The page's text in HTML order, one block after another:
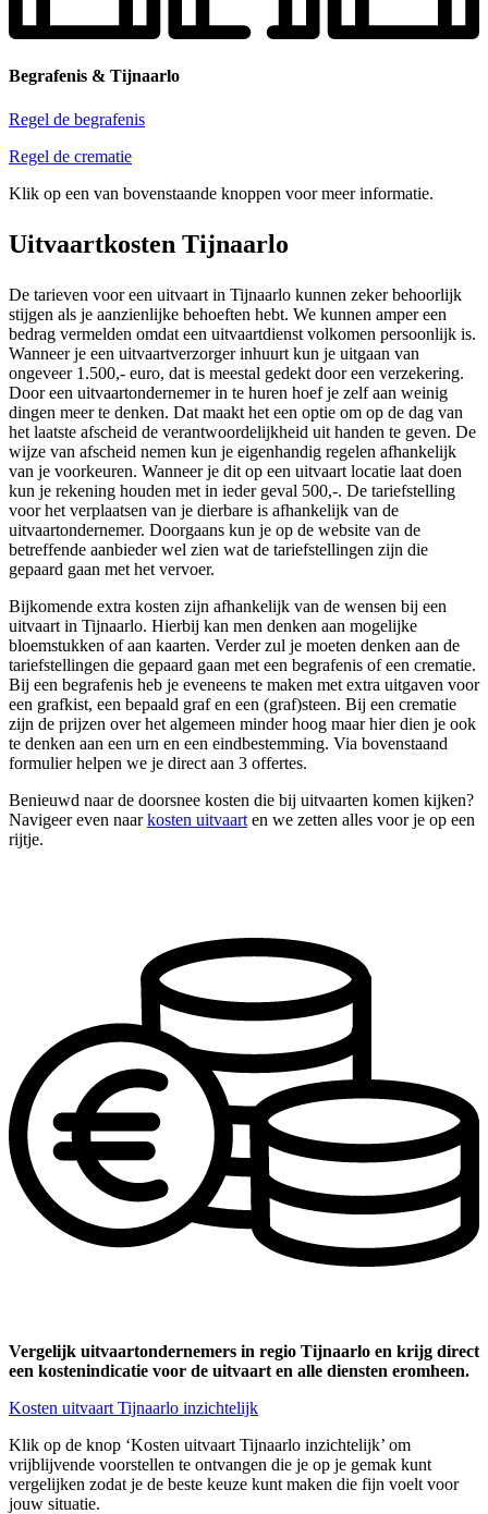
Begrafenis & Tijnaarlo
Regel de begrafenis
Regel de crematie
Klik op een van bovenstaande knoppen voor meer informatie.
Uitvaartkosten Tijnaarlo
De tarieven voor een uitvaart in Tijnaarlo kunnen zeker behoorlijk
stijgen als je aanzienlijke behoeften hebt. We kunnen amper een
bedrag vermelden omdat een uitvaartdienst volkomen persoonlijk is.
Wanneer je een uitvaartverzorger inhuurt kun je uitgaan van
ongeveer 1.500,- euro, dat is meestal gedekt door een verzekering.
Door een uitvaartondernemer in te huren hoef je zelf aan weinig
dingen meer te denken. Dat maakt het een optie om op de dag van
het laatste afscheid de verantwoordelijkheid uit handen te geven. De
wijze van afscheid nemen kun je eigenhandig regelen afhankelijk
van je voorkeuren. Wanneer je dit op een uitvaart locatie laat doen
kun je rekening houden met in ieder geval 500,-. De tariefstelling
voor het verplaatsen van je dierbare is afhankelijk van de
uitvaartondernemer. Doorgaans kun je op de website van de
betreffende aanbieder wel zien wat de tariefstellingen zijn die
gepaard gaan met het vervoer.
Bijkomende extra kosten zijn afhankelijk van de wensen bij een
uitvaart in Tijnaarlo. Hierbij kan men denken aan mogelijke
bloemstukken of aan kaarten. Verder zul je moeten denken aan de
tariefstellingen die gepaard gaan met een begrafenis of een crematie.
Bij een begrafenis heb je eveneens te maken met extra uitgaven voor
een grafkist, een bepaald graf en een (graf)steen. Bij een crematie
zijn de prijzen over het algemeen minder hoog maar hier dien je ook
te denken aan een urn en een eindbestemming. Via bovenstaand
formulier helpen we je direct aan 3 offertes.
Benieuwd naar de doorsnee kosten die bij uitvaarten komen kijken?
Navigeer even naarkosten uitvaart en we zetten alles voor je op een
rijtje.
Vergelijk uitvaartondernemers in regio Tijnaarlo en krijg direct
een kostenindicatie voor de uitvaart en alle diensten eromheen.
Kosten uitvaart Tijnaarlo inzichtelijk
Klik op de knop ‘Kosten uitvaart Tijnaarlo inzichtelijk’ om
vrijblijvende voorstellen te ontvangen die je op je gemak kunt
vergelijken zodat je de beste keuze kunt maken die fijn voelt voor
jouw situatie.